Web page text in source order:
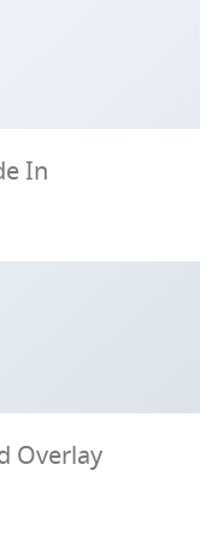
In
Overlay